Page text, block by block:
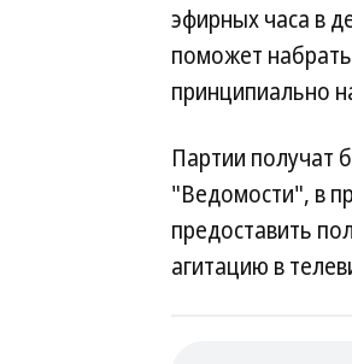
эфирных часа в
поможет
принципиально
Партии получат
"Ведомости", в
предоставить
агитацию в